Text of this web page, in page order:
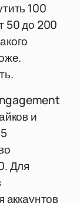
100
50 до 200
и
Для
аккаунтов